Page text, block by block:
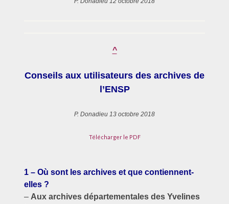
^
Conseils aux utilisateurs des archives de
l’ENSP
P. Donadieu 13 octobre 2018
Télécharger le PDF
1 – Où sont les archives et que contiennent-
elles ?
– Aux archives départementales des Yvelines